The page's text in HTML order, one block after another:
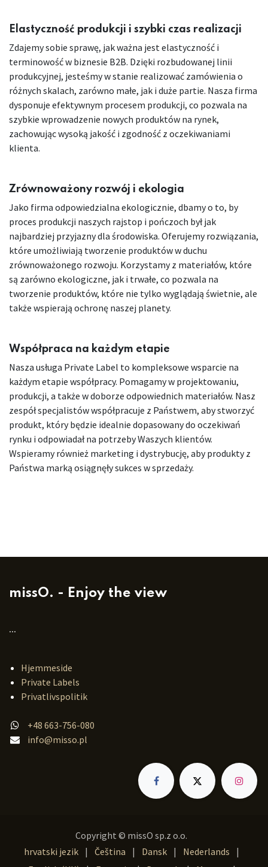
Elastyczność produkcji i szybki czas realizacji
Zdajemy sobie sprawę, jak ważna jest elastyczność i
terminowość w biznesie B2B. Dzięki rozbudowanej linii
produkcyjnej, jesteśmy w stanie realizować zamówienia o
różnych skalach, zarówno małe, jak i duże partie. Nasza firma
dysponuje efektywnym procesem produkcji, co pozwala na
szybkie wprowadzenie nowych produktów na rynek,
zachowując wysoką jakość i zgodność z oczekiwaniami
klienta.
Zrównoważony rozwój i ekologia
Jako firma odpowiedzialna ekologicznie, dbamy o to, by
proces produkcji naszych rajstop i pończoch był jak
najbardziej przyjazny dla środowiska. Oferujemy rozwiązania,
które umożliwiają tworzenie produktów w duchu
zrównoważonego rozwoju. Korzystamy z materiałów, które
są zarówno ekologiczne, jak i trwałe, co pozwala na
tworzenie produktów, które nie tylko wyglądają świetnie, ale
także wspierają ochronę naszej planety.
Współpraca na każdym etapie
Nasza usługa Private Label to kompleksowe wsparcie na
każdym etapie współpracy. Pomagamy w projektowaniu,
produkcji, a także w doborze odpowiednich materiałów. Nasz
zespół specjalistów współpracuje z Państwem, aby stworzyć
produkt, który będzie idealnie dopasowany do oczekiwań
rynku i odpowiadał na potrzeby Waszych klientów.
Wspieramy również marketing i dystrybucję, aby produkty z
Państwa marką osiągnęły sukces w sprzedaży.
missO. - Enjoy the view
...
Hjemmeside
Private Labels
Privatlivspolitik
+48 663-756-080
info@misso.pl
Copyright © missO sp.z o.o.
hrvatski jezik | Čeština | Dansk | Nederlands
|